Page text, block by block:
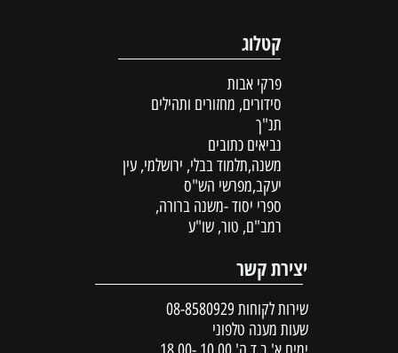
קטלוג
פרקי אבות
סידורים, מחזורים ותהילים
תנ"ך
נביאים כתובים
משנה,תלמוד בבלי, ירושלמי, עין
יעקב,מפרשי הש"ס
ספרי יסוד -משנה ברורה,
רמב"ם, טור, שו"ע
יצירת קשר
שירות לקוחות 08-8580929
שעות מענה טלפוני